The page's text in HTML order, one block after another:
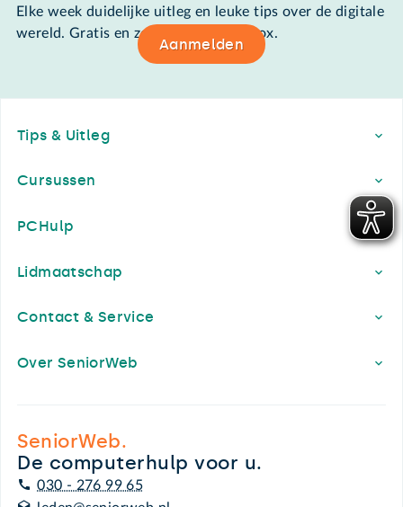
Elke week duidelijke uitleg en leuke tips over de digitale
wereld. Gratis en zomaar in de mailbox.
Aanmelden
Tips & Uitleg
Cursussen
PCHulp
Lidmaatschap
Contact & Service
Over SeniorWeb
SeniorWeb.
De computerhulp voor u.
030 - 276 99 65